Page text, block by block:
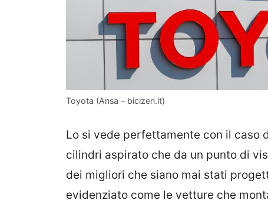
Toyota (Ansa – bicizen.it)
Lo si vede perfettamente con il caso
cilindri aspirato che da un punto di
dei migliori che siano mai stati
evidenziato come le vetture che